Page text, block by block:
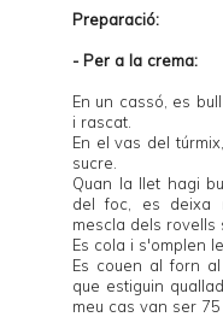
Preparació:
- Per a la crema:
En un cassó, es
i rascat.
En el vas del
sucre.
Quan la llet hagi
del foc, es deixa
mescla dels rovells
Es cola i s'omplen
Es couen al forn
que estiguin
meu cas van ser 75